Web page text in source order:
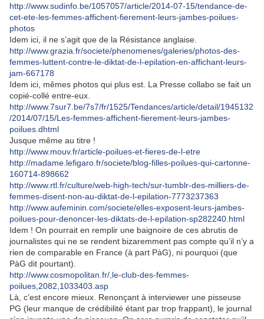
http://www.sudinfo.be/1057057/article/2014-07-15/tendance-de-
cet-ete-les-femmes-affichent-fierement-leurs-jambes-poilues-
photos
Idem ici, il ne s’agit que de la Résistance anglaise.
http://www.grazia.fr/societe/phenomenes/galeries/photos-des-
femmes-luttent-contre-le-diktat-de-l-epilation-en-affichant-leurs-
jam-667178
Idem ici, mêmes photos qui plus est. La Presse collabo se fait un
copié-collé entre-eux.
http://www.7sur7.be/7s7/fr/1525/Tendances/article/detail/1945132
/2014/07/15/Les-femmes-affichent-fierement-leurs-jambes-
poilues.dhtml
Jusque même au titre !
http://www.mouv.fr/article-poilues-et-fieres-de-l-etre
http://madame.lefigaro.fr/societe/blog-filles-poilues-qui-cartonne-
160714-898662
http://www.rtl.fr/culture/web-high-tech/sur-tumblr-des-milliers-de-
femmes-disent-non-au-diktat-de-l-epilation-7773237363
http://www.aufeminin.com/societe/elles-exposent-leurs-jambes-
poilues-pour-denoncer-les-diktats-de-l-epilation-sp282240.html
Idem ! On pourrait en remplir une baignoire de ces abrutis de
journalistes qui ne se rendent bizaremment pas compte qu’il n’y a
rien de comparable en France (à part PàG), ni pourquoi (que
PàG dit pourtant).
http://www.cosmopolitan.fr/,le-club-des-femmes-
poilues,2082,1033403.asp
Là, c’est encore mieux. Renonçant à interviewer une pisseuse
PG (leur manque de crédibilité étant par trop frappant), le journal